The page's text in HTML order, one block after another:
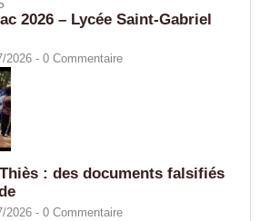
2026 – Lycée Saint-Gabriel
2026 - 0 Commentaire
: des documents falsifiés
2026 - 0 Commentaire